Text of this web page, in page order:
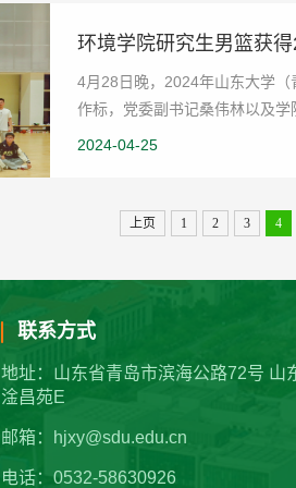
环境学院研究生男篮获
4月28日晚，2024年山东大学
作标，党委副书记桑伟林以及学
激烈角逐，学院男子...
2024-04-25
上页 1 2 3 4
联系方式
地址：山东省青岛市滨海公路72号 山
淦昌苑E
邮箱：hjxy@sdu.edu.cn
电话：0532-58630926